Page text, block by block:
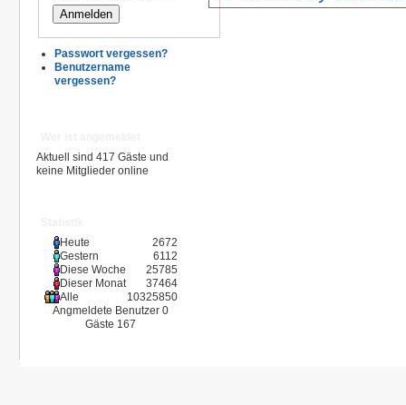
Passwort vergessen?
Benutzername
vergessen?
Aktuell sind 417 Gäste und
keine Mitglieder online
Heute
2672
Gestern
6112
Diese Woche
25785
Dieser Monat
37464
Alle
10325850
Angmeldete Benutzer 0
Gäste 167